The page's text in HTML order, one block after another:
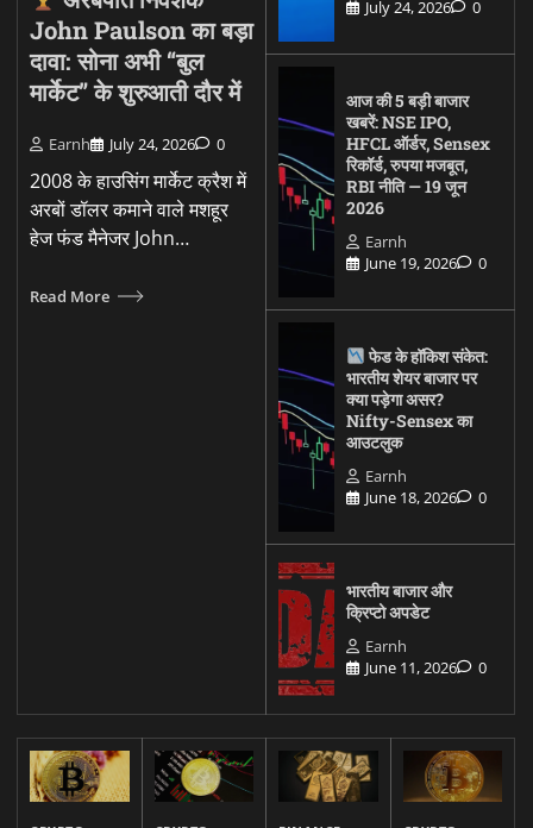
John Paulson का बड़ा
दावा: सोना अभी “बुल
मार्केट” के शुरुआती दौर में
Earnh July 24, 2026 0
2008 के हाउसिंग मार्केट क्रैश में
अरबों डॉलर कमाने वाले मशहूर
हेज फंड मैनेजर John…
Read More
July 24, 2026 0
आज की 5 बड़ी बाजार
खबरें: NSE IPO,
HFCL ऑर्डर, Sensex
रिकॉर्ड, रुपया मजबूत,
RBI नीति — 19 जून
2026
Earnh
June 19, 2026
0
फेड के हॉकिश संकेत:
भारतीय शेयर बाजार पर
क्या पड़ेगा असर?
Nifty-Sensex का
आउटलुक
Earnh
June 18, 2026
0
भारतीय बाजार और
क्रिप्टो अपडेट
Earnh
June 11, 2026
0